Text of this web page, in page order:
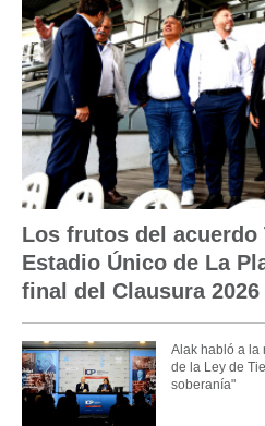
Los frutos del acuerdo
Estadio Único de La
final del Clausura 2026
Alak habló a la
de la Ley de
soberanía"